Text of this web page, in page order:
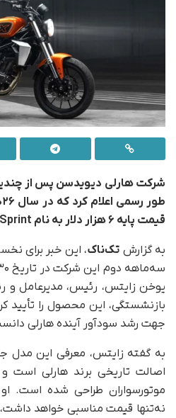
شرکت هارلی دیویدسن پس از
قیمت پایه ۶ هزار دلار به نام Sprint عرضه خواهد کرد.
به گزارش تک‌ناک، این خبر برای
یوخن زایتس، رئیس، مدیرعامل و
بازنشستگی، این محصول را تأیید
جهت رشد سودآور آینده هارلی
به گفته زایتس، معرفی این مدل
اصالت تاریخی برند هارلی
موتورسواران طراحی شده است.
نه‌تنها قیمت مناسبی خواهد داشت،